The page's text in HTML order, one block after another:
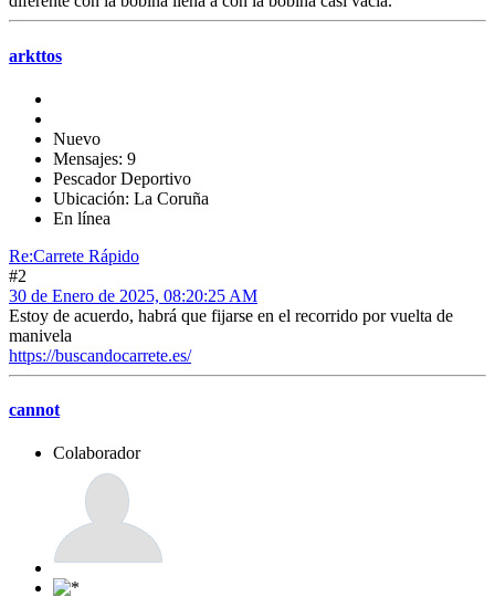
arkttos
Nuevo
Mensajes: 9
Pescador Deportivo
Ubicación: La Coruña
En línea
Re:Carrete Rápido
#2
30 de Enero de 2025, 08:20:25 AM
Estoy de acuerdo, habrá que fijarse en el recorrido por vuelta de
manivela
https://buscandocarrete.es/
cannot
Colaborador